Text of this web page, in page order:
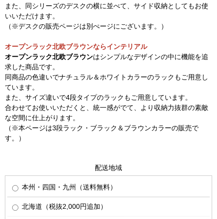
また、同シリーズのデスクの横に並べて、サイド収納としてもお使
いいただけます。
（※デスクの販売ページは別ぺージにございます。）
オープンラック北欧ブラウンならインテリアル
オープンラック北欧ブラウンはシンプルなデザインの中に機能を追
求した商品です。
同商品の色違いでナチュラル＆ホワイトカラーのラックもご用意し
ています。
また、サイズ違いで4段タイプのラックもご用意しています。
合わせてお使いいただくと、統一感がでて、より収納力抜群の素敵
な空間に仕上がります。
（※本ページは3段ラック・ブラック＆ブラウンカラーの販売で
す。）
配送地域
本州・四国・九州（送料無料）
北海道（税抜2,000円追加）